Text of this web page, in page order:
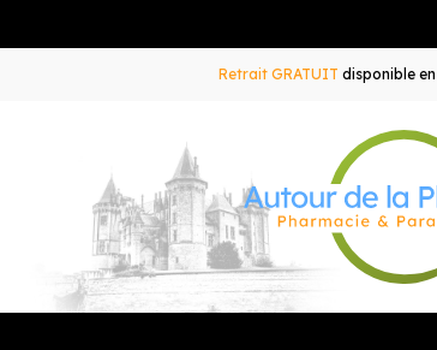
Retrait GRATUIT disponible